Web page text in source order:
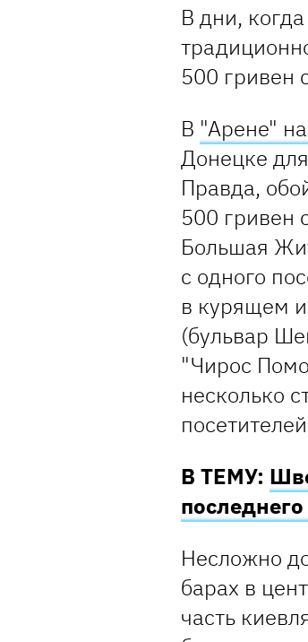
В дни,
500 гривен
В "Арене"
Донецке
Правда,
500 гривен
Большая
с одного
в курящем
(бульвар
"Чирос
несколько
В ТЕМУ:
Несложно
барах в
часть